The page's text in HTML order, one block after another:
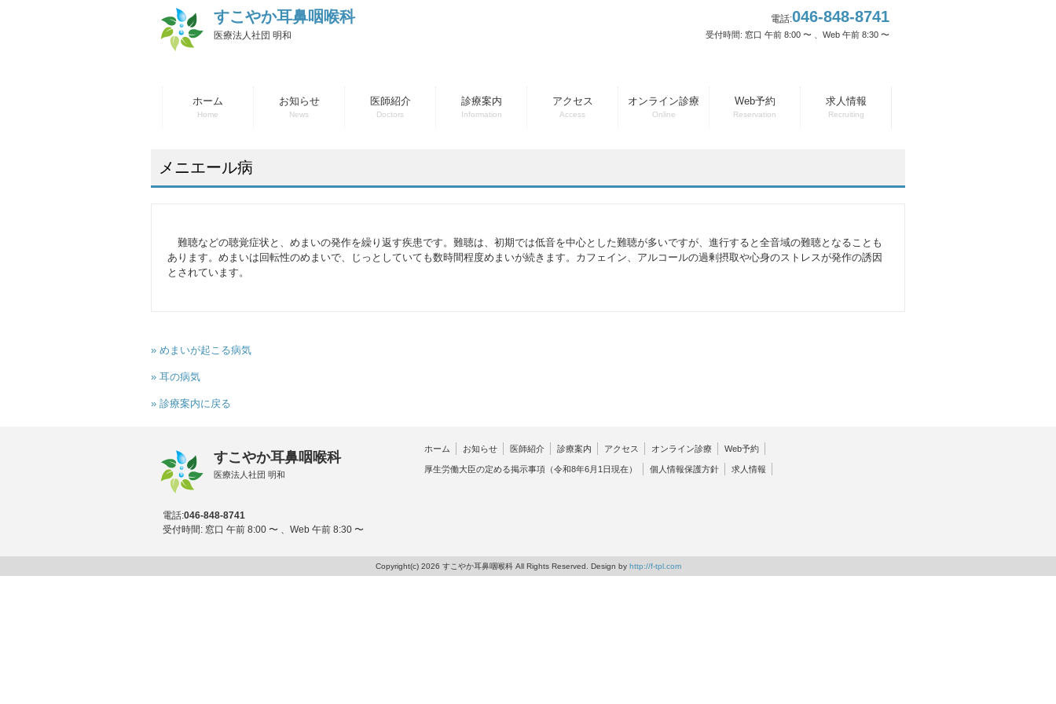
すこやか耳鼻咽喉科
医療法人社団 明和
電話:046-848-8741
受付時間: 窓口 午前 8:00 〜 、Web 午前 8:30 〜
ホーム
Home
お知らせ
News
医師紹介
Doctors
診療案内
Information
アクセス
Access
オンライン診療
Online
Web予約
Reservation
求人情報
Recruiting
メニエール病
難聴などの聴覚症状と、めまいの発作を繰り返す疾患です。難聴は、初期では低音を中心とした難聴が多いですが、進行すると全音域の難聴となることも
あります。めまいは回転性のめまいで、じっとしていても数時間程度めまいが続きます。カフェイン、アルコールの過剰摂取や心身のストレスが発作の誘因
とされています。
» めまいが起こる病気
» 耳の病気
» 診療案内に戻る
すこやか耳鼻咽喉科
医療法人社団 明和
電話:046-848-8741
受付時間: 窓口 午前 8:00 〜 、Web 午前 8:30 〜
ホーム お知らせ 医師紹介 診療案内 アクセス オンライン診療 Web予約
厚生労働大臣の定める掲示事項（令和8年6月1日現在） 個人情報保護方針 求人情報
Copyright(c) 2026 すこやか耳鼻咽喉科 All Rights Reserved. Design by http://f-tpl.com